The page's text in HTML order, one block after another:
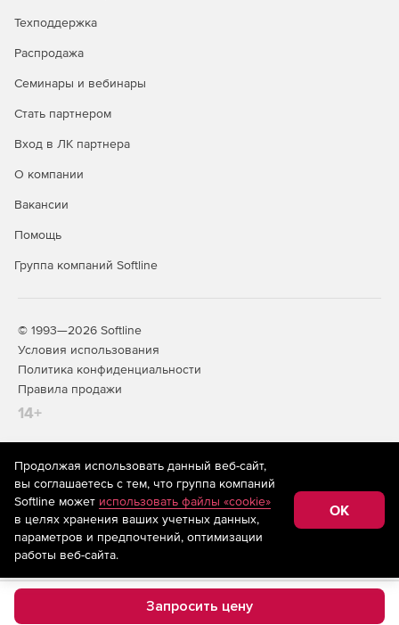
службами IIS путем удаления всех зависимостей от
устаревших API-интерфейсов IIS6.
На домашней странице SharePoint можно создавать
синхронизации OneDrive (NGSC).
Использование символов # и % в именах файлов и
Улучшения навигации по набору и средства запуска
Возможности конфиденциальности телеметрии.
Запросить цену
Техподдержка
Распродажа
Семинары и вебинары
Стать партнером
Вход в ЛК партнера
О компании
Вакансии
Помощь
Группа компаний Softline
© 1993—2026 Softline
Условия использования
Политика конфиденциальности
Правила продажи
14+
На информационном ресурсе store.softline.ru применяются
рекомендательные технологии(информационные технологии
предоставления информации на основе сбора,
систематизации и анализа сведений, относящихся к
предпочтениям пользователей сети «Интернет»,
находящихся на территории Российской Федерации)
Продолжая использовать данный веб-сайт,
вы соглашаетесь с тем, что группа компаний
Softline может использовать файлы «cookie»
в целях хранения ваших учетных данных,
параметров и предпочтений, оптимизации
работы веб-сайта.
OK